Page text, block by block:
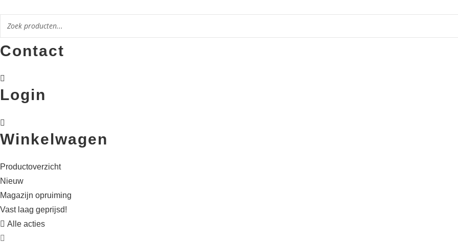
inhoud
Contact
Login
Winkelwagen
Productoverzicht
Nieuw
Magazijn opruiming
Vast laag geprijsd!
Alle acties